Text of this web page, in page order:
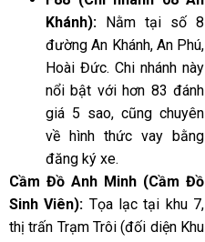
Khánh): Nằm tại số 8
đường An Khánh, An Phú,
Hoài Đức. Chi nhánh này
nổi bật với hơn 83 đánh
giá 5 sao, cũng chuyên
về hình thức vay bằng
đăng ký xe.
Cầm Đồ Anh Minh (Cầm Đồ
Sinh Viên): Tọa lạc tại khu 7,
thị trấn Trạm Trôi (đối diện Khu